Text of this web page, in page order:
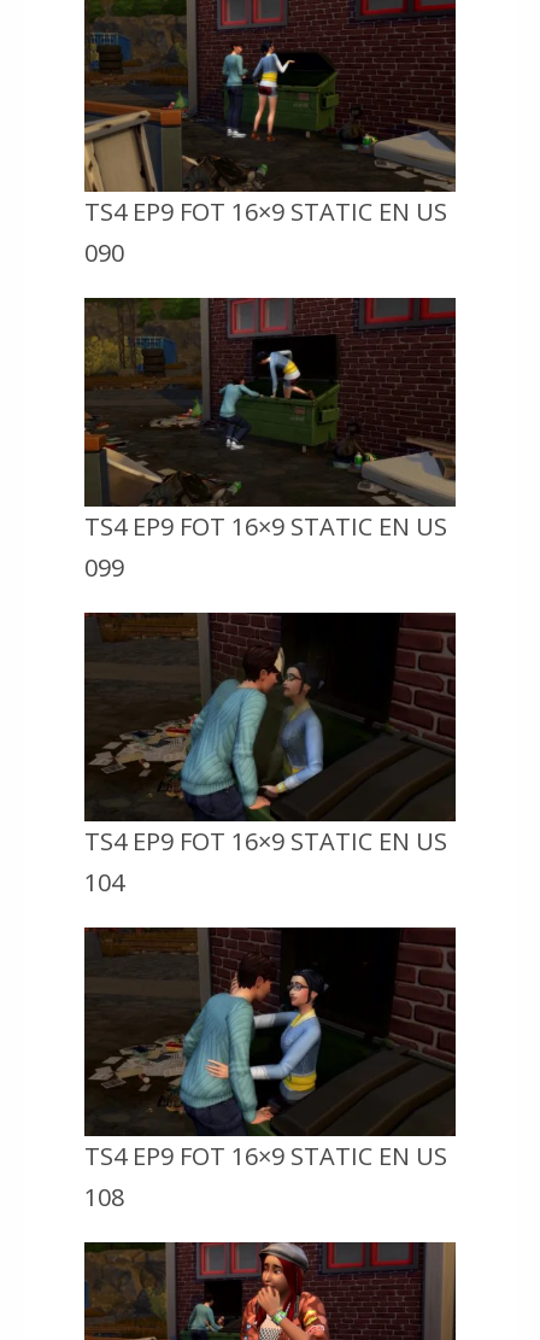
TS4 EP9 FOT 16×9 STATIC EN US
090
TS4 EP9 FOT 16×9 STATIC EN US
099
TS4 EP9 FOT 16×9 STATIC EN US
104
TS4 EP9 FOT 16×9 STATIC EN US
108